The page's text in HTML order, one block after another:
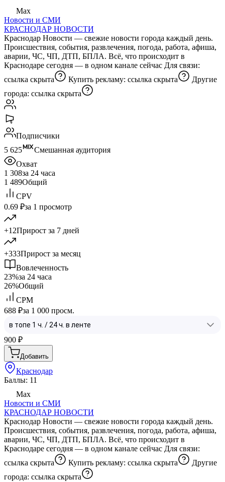
Max
Новости и СМИ
КРАСНОДАР НОВОСТИ
Краснодар Новости — свежие новости города каждый день.
Происшествия, события, развлечения, погода, работа, афиша,
аварии, ЧС, ЧП, ДТП, БПЛА. Всё, что происходит в
Краснодаре сегодня — в одном канале сейчас Для связи:
ссылка скрыта
Купить рекламу: ссылка скрыта
Другие
города: ссылка скрыта
Подписчики
5 625
Смешанная аудитория
Охват
1 308за 24 часа
1 489Общий
CPV
0.69 ₽за 1 просмотр
+12Прирост за 7 дней
+333Прирост за месяц
Вовлеченность
23%за 24 часа
26%Общий
CPM
688 ₽за 1 000 просм.
900 ₽
Добавить
Краснодар
Баллы: 11
Max
Новости и СМИ
КРАСНОДАР НОВОСТИ
Краснодар Новости — свежие новости города каждый день.
Происшествия, события, развлечения, погода, работа, афиша,
аварии, ЧС, ЧП, ДТП, БПЛА. Всё, что происходит в
Краснодаре сегодня — в одном канале сейчас Для связи:
ссылка скрыта
Купить рекламу: ссылка скрыта
Другие
города: ссылка скрыта